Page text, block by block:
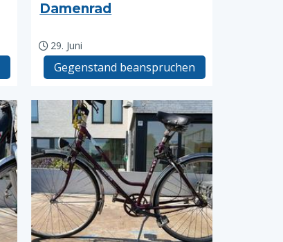
Damenrad
29. Juni
Gegenstand beanspruchen